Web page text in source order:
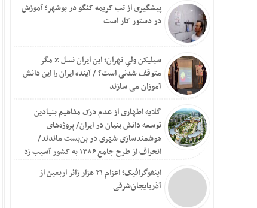
پیشگیری از تب کریمه کنگو در بوشهر؛ آموزش
در دستور کار است
سیلیکن ولیِ تهران؛ این ایران نسل Z مگر
متوقف شدنی است؟ / آینده ایران را این دانش
آموزان می سازند
گلایه اطهاری از عدم درک مفاهیم بنیادین
توسعه دانش بنیان در ایران/ پروژه‌های
هوشمندسازی شهری در بن‌بست ماندند/
انحراف از طرح جامع ۱۳۸۶ به کشور آسیب زد
اینفوگرافیک؛ اعزام ۲۱ هزار زائر اربعین از
آذربایجان‌شرقی